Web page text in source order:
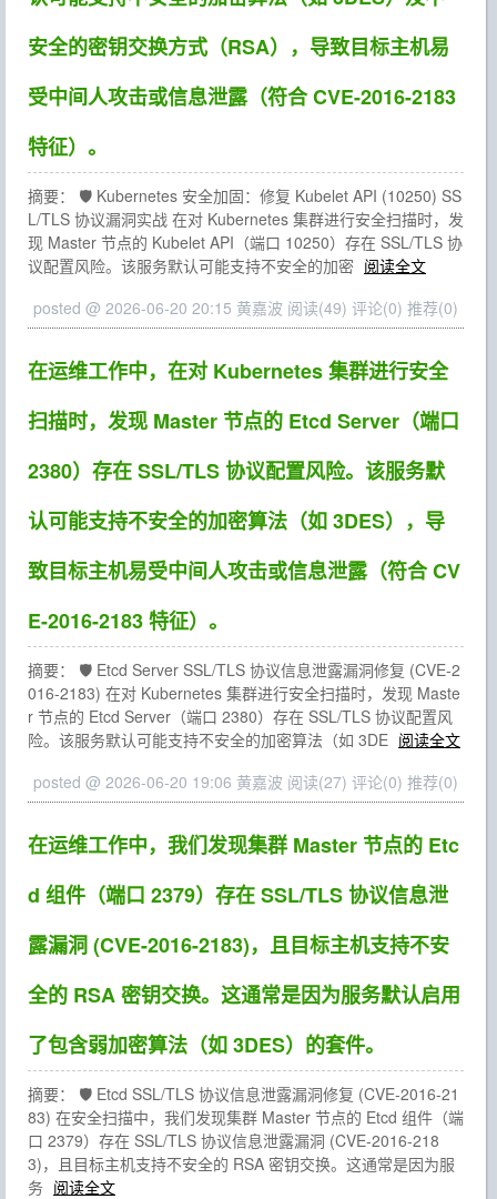
安全的密钥交换方式（RSA），导致目标主机易
受中间人攻击或信息泄露（符合 CVE-2016-2183
特征）。
摘要： 🛡️ Kubernetes 安全加固：修复 Kubelet API (10250) SS
L/TLS 协议漏洞实战 在对 Kubernetes 集群进行安全扫描时，发
现 Master 节点的 Kubelet API（端口 10250）存在 SSL/TLS 协
议配置风险。该服务默认可能支持不安全的加密 阅读全文
posted @ 2026-06-20 20:15 黄嘉波 阅读(49) 评论(0) 推荐(0)
在运维工作中，在对 Kubernetes 集群进行安全
扫描时，发现 Master 节点的 Etcd Server（端口
2380）存在 SSL/TLS 协议配置风险。该服务默
认可能支持不安全的加密算法（如 3DES），导
致目标主机易受中间人攻击或信息泄露（符合 CV
E-2016-2183 特征）。
摘要： 🛡️ Etcd Server SSL/TLS 协议信息泄露漏洞修复 (CVE-2
016-2183) 在对 Kubernetes 集群进行安全扫描时，发现 Maste
r 节点的 Etcd Server（端口 2380）存在 SSL/TLS 协议配置风
险。该服务默认可能支持不安全的加密算法（如 3DE 阅读全文
posted @ 2026-06-20 19:06 黄嘉波 阅读(27) 评论(0) 推荐(0)
在运维工作中，我们发现集群 Master 节点的 Etc
d 组件（端口 2379）存在 SSL/TLS 协议信息泄
露漏洞 (CVE-2016-2183)，且目标主机支持不安
全的 RSA 密钥交换。这通常是因为服务默认启用
了包含弱加密算法（如 3DES）的套件。
摘要： 🛡️ Etcd SSL/TLS 协议信息泄露漏洞修复 (CVE-2016-21
83) 在安全扫描中，我们发现集群 Master 节点的 Etcd 组件（端
口 2379）存在 SSL/TLS 协议信息泄露漏洞 (CVE-2016-218
3)，且目标主机支持不安全的 RSA 密钥交换。这通常是因为服
务 阅读全文